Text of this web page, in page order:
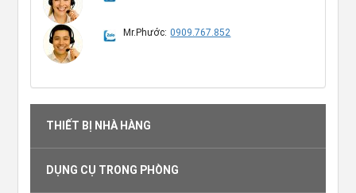
Mr.Phước: 0909.767.852
THIẾT BỊ NHÀ HÀNG
DỤNG CỤ TRONG PHÒNG